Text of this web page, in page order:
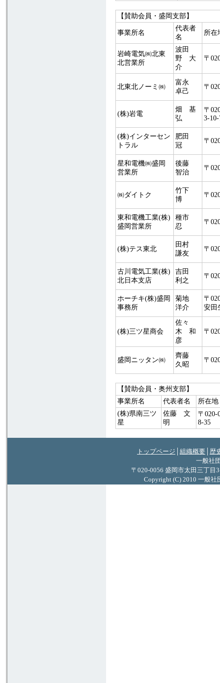
【賛助会員・盛岡支部】
事業所名
代表者
名
所在
岩崎電気㈱北東
北営業所
波田
野 大
介
〒
北東北ノーミ㈱
富永
卓己
〒
(株)岩電
畑 基
弘
〒
3-10-
(株)インターセン
トラル
肥田
冠
〒
星和電機㈱盛岡
営業所
後藤
智治
〒
㈱ダイトク
竹下
博
〒
東和電機工業(株)
盛岡営業所
種市
忍
〒
(株)テス東北
田村
謙友
〒
古川電気工業(株)
北日本支店
吉田
利之
〒
ホーチキ(株)盛岡
事務所
菊地
洋介
〒
安田
(株)三ツ星商会
佐々
木 和
彦
〒
盛岡ニッタン㈱
齊藤
久昭
〒
【賛助会員・奥州支部】
事業所名
代表者名
所在地
(株)県南三ツ
星
佐藤 文
明
〒020-
8-35
トップページ 組織概要
歴
一般社
〒020-0056 盛岡市太田三丁
Copyright (C) 2010 一般社